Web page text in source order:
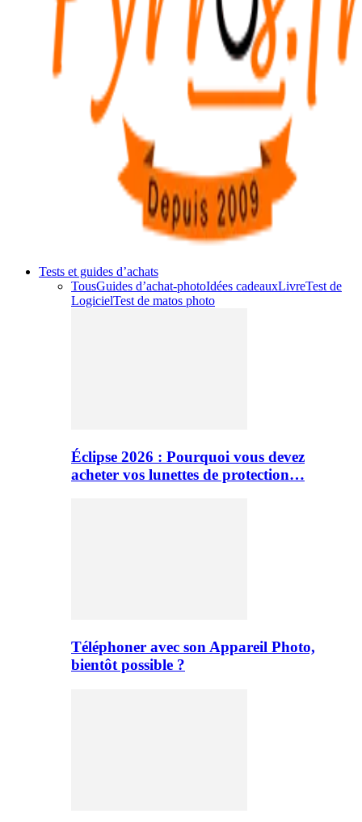
Tests et guides d’achats
TousGuides d’achat-photoIdées cadeauxLivreTest de
LogicielTest de matos photo
Éclipse 2026 : Pourquoi vous devez
acheter vos lunettes de protection…
Téléphoner avec son Appareil Photo,
bientôt possible ?